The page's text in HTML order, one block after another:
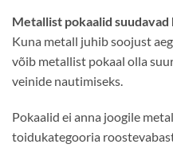
Metallist pokaalid suudavad
Kuna metall juhib soojust
võib metallist pokaal olla
veinide nautimiseks.
Pokaalid ei anna joogile
toidukategooria